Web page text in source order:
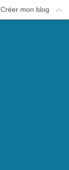
Créer mon blog